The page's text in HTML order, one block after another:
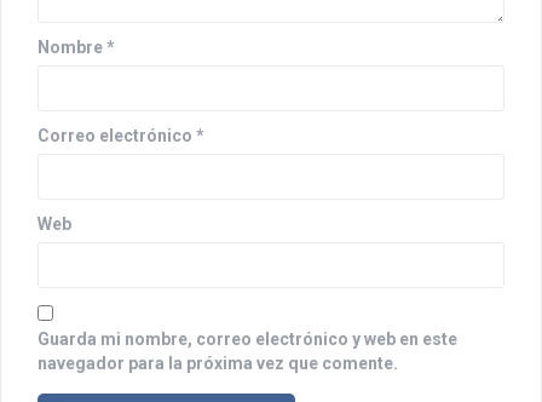
n
r
d
s
Nombre*
Correo electrónico *
Web
Guarda mi nombre, correo electrónico y web en este
navegador para la próxima vez que comente.